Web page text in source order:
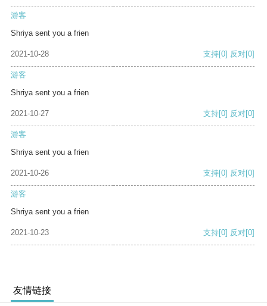
游客
Shriya sent you a frien
2021-10-28 支持[0] 反对[0]
游客
Shriya sent you a frien
2021-10-27 支持[0] 反对[0]
游客
Shriya sent you a frien
2021-10-26 支持[0] 反对[0]
游客
Shriya sent you a frien
2021-10-23 支持[0] 反对[0]
友情链接